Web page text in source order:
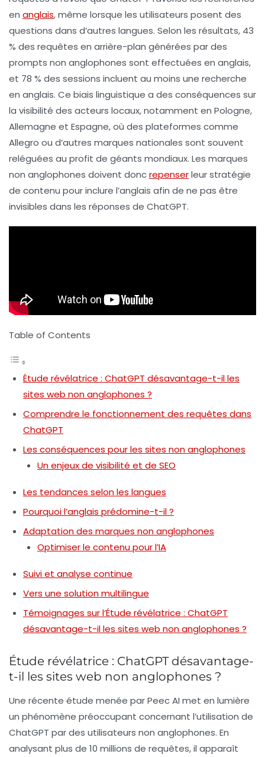
en anglais, même lorsque les utilisateurs posent des
questions dans d’autres langues. Selon les résultats, 43
% des requêtes en arrière-plan générées par des
prompts non anglophones sont effectuées en anglais,
et 78 % des sessions incluent au moins une recherche
en anglais. Ce biais linguistique a des conséquences sur
la visibilité des acteurs locaux, notamment en Pologne,
Allemagne et Espagne, où des plateformes comme
Allegro ou d’autres marques nationales sont souvent
reléguées au profit de géants mondiaux. Les marques
non anglophones doivent doncrepenserleurstratégie
de contenu pour inclure l’anglais afin de ne pas être
invisibles dans les réponses de ChatGPT.
Table of Contents
Étude révélatrice : ChatGPT désavantage-t-il les
sites web non anglophones ?
Comprendre le fonctionnement des requêtes dans
ChatGPT
Les conséquences pour les sites non anglophones
Un enjeux de visibilité et de SEO
Les tendances selon les langues
Pourquoi l’anglais prédomine-t-il ?
Adaptation des marques non anglophones
Optimiser le contenu pour l’IA
Suivi et analyse continue
Vers une solution multilingue
Témoignages sur l’Étude révélatrice : ChatGPT
désavantage-t-il les sites web non anglophones ?
Étude révélatrice : ChatGPT désavantage-
t-il les sites web non anglophones ?
Une récente étude menée par Peec AI met en lumière
un phénomène préoccupant concernant l’utilisation de
ChatGPT par des utilisateurs non anglophones. En
analysant plus de 10 millions de requêtes, il apparaît